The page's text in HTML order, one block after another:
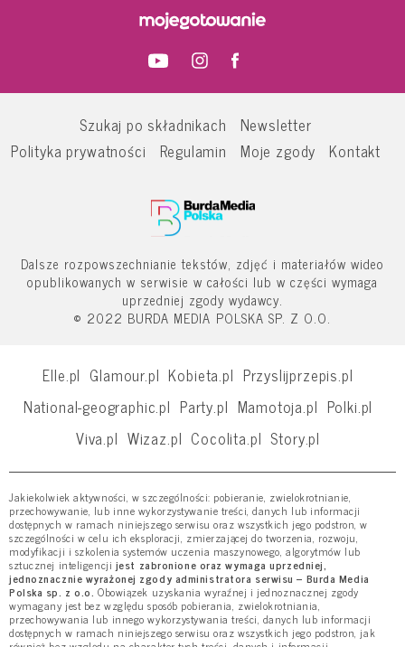
Szukaj po składnikach
Newsletter
Polityka prywatności
Regulamin Moje zgody Kontakt
Dalsze rozpowszechnianie tekstów, zdjęć i materiałów wideo
opublikowanych w serwisie w całości lub w części wymaga
uprzedniej zgody wydawcy.
© 2022 BURDA MEDIA POLSKA SP. Z O.O.
Elle.pl Glamour.pl Kobieta.pl Przyslijprzepis.pl
National-geographic.pl Party.pl Mamotoja.pl Polki.pl
Viva.pl Wizaz.pl Cocolita.pl Story.pl
Jakiekolwiek aktywności, w szczególności: pobieranie, zwielokrotnianie,
przechowywanie, lub inne wykorzystywanie treści, danych lub informacji
dostępnych w ramach niniejszego serwisu oraz wszystkich jego podstron, w
szczególności w celu ich eksploracji, zmierzającej do tworzenia, rozwoju,
modyfikacji i szkolenia systemów uczenia maszynowego, algorytmów lub
sztucznej inteligencji jest zabronione oraz wymaga uprzedniej,
jednoznacznie wyrażonej zgody administratora serwisu – Burda Media
Polska sp. z o.o. Obowiązek uzyskania wyraźnej i jednoznacznej zgody
wymagany jest bez względu sposób pobierania, zwielokrotniania,
przechowywania lub innego wykorzystywania treści, danych lub informacji
dostępnych w ramach niniejszego serwisu oraz wszystkich jego podstron, jak